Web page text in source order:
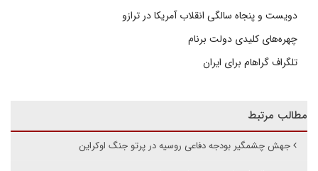
دویست و پنجاه سالگی انقلاب آمریکا در ترازو
چهره‌های کلیدی دولت برنام
تلگراف گراهام برای ایران
مطالب مرتبط
جهش چشمگیر بودجه دفاعی روسیه در پرتو جنگ اوکراین